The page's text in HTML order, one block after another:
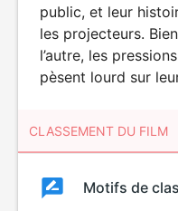
public, et leur
les projecteurs.
l’autre, les
pèsent lourd sur
CLASSEMENT DU FILM
ClassementClassement
Motifs de